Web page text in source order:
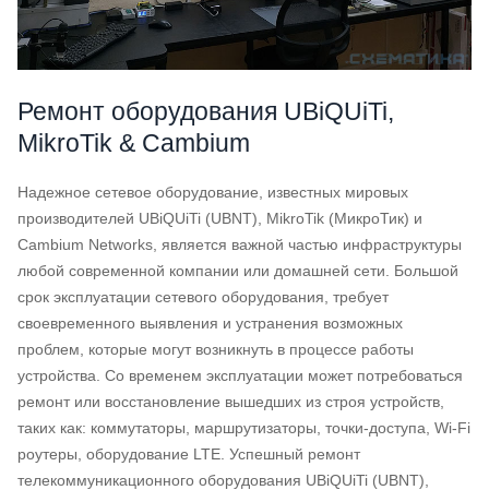
Ремонт оборудования UBiQUiTi,
MikroTik & Cambium
Надежное сетевое оборудование, известных мировых
производителей UBiQUiTi (UBNT), MikroTik (МикроТик) и
Cambium Networks, является важной частью инфраструктуры
любой современной компании или домашней сети. Большой
срок эксплуатации сетевого оборудования, требует
своевременного выявления и устранения возможных
проблем, которые могут возникнуть в процессе работы
устройства. Со временем эксплуатации может потребоваться
ремонт или восстановление вышедших из строя устройств,
таких как: коммутаторы, маршрутизаторы, точки-доступа, Wi-Fi
роутеры, оборудование LTE. Успешный ремонт
телекоммуникационного оборудования UBiQUiTi (UBNT),